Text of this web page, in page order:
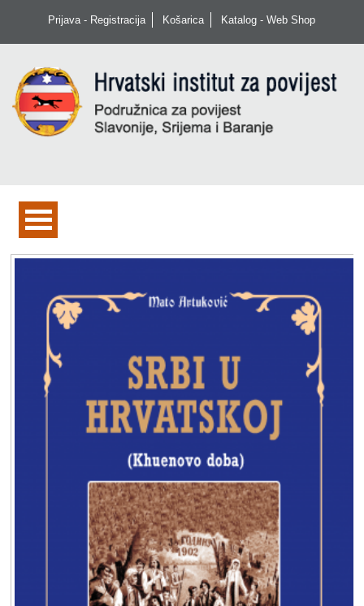
Prijava - Registracija Košarica Katalog - Web Shop